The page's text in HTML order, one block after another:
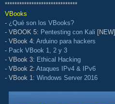
******************************
VBooks
- ¿Qué son los VBooks?
- VBOOK 5: Pentesting con Kali [NEW]
- VBook 4: Arduino para hackers
- Pack VBook 1, 2 y 3
- VBook 3: Ethical Hacking
- VBook 2: Ataques IPv4 & IPv6
- VBook 1: Windows Server 2016